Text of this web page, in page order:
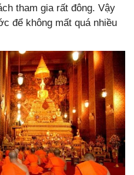
tham gia rất đông. Vậy
để không mất quá nhiều